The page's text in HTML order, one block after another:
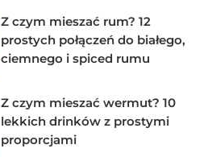
Z czym mieszać rum? 12
prostych połączeń do białego,
ciemnego i spiced rumu
Z czym mieszać wermut? 10
lekkich drinków z prostymi
proporcjami